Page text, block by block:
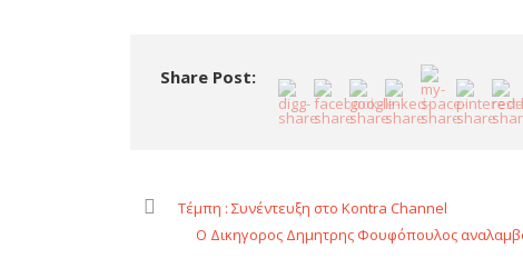
Share Post:
Τέμπη : Συνέντευξη στο Kontra Channel
Ο Δικηγορος Δημητρης Φουφόπουλος